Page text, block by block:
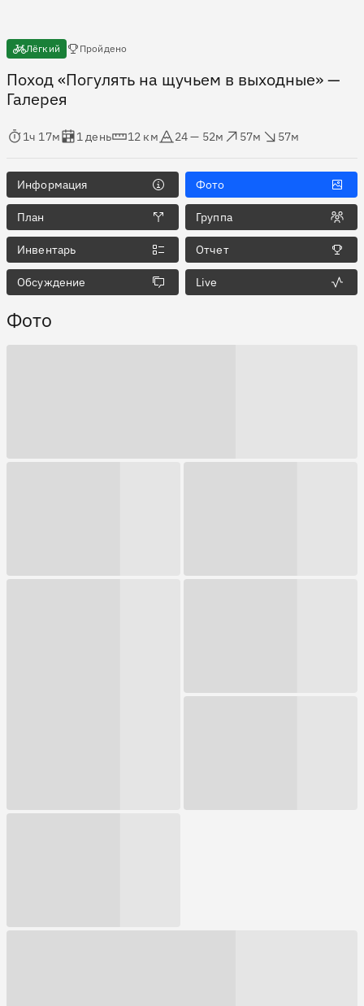
Лёгкий Пройдено
Поход «Погулять на щучьем в выходные»—
Галерея
в пути
1ч 17м
Оценка в днях
1 день
12 км
24 — 52м
57м
57м
Информация Фото
План Группа
Инвентарь Отчет
Обсуждение Live
Фото